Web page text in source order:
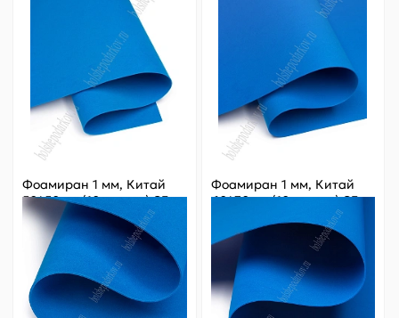
Фоамиран 1 мм, Китай
50*50 см (10 листов) SF-
3431, синий №1059
Цена за ед.: 18.2 ₽
Артикул:
805-19
182 ₽
Оптовая
Фоамиран 1 мм, Китай
60*70 см (10 листов) SF-
5822, синий №1059
Цена за 24.8 ₽
Артикул: 805-200
248 ₽
Оптовая